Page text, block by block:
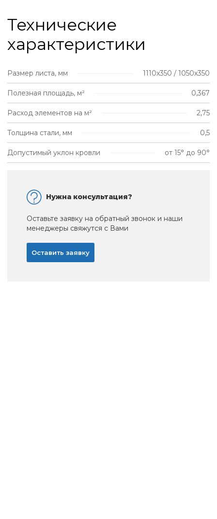
Технические
характеристики
Размер листа, мм 1110х350 / 1050х350
Полезная площадь, м² 0,367
Расход элементов на м² 2,75
Толщина стали, мм 0,5
Допустимый уклон кровли от 15° до 90°
Нужна консультация?
Оставьте заявку на обратный звонок и наши
менеджеры свяжутся с Вами
Оставить заявку